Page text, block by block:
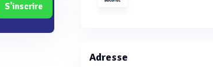
S'inscrire
Adresse